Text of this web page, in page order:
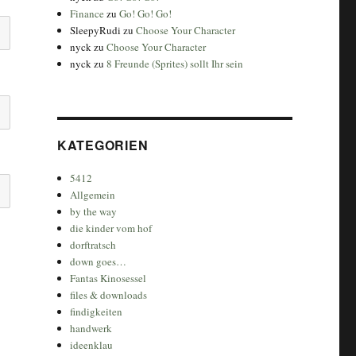
Finance zuGo! Go! Go!
SleepyRudi zuChoose Your Character
nyckzuChoose Your Character
nyckzu8 Freunde (Sprites) sollt Ihr sein
KATEGORIEN
5412
Allgemein
by the way
die kinder vom hof
dorftratsch
down goes…
Fantas Kinosessel
files & downloads
findigkeiten
handwerk
ideenklau